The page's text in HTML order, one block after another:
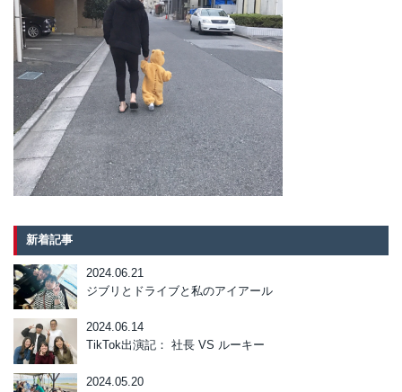
新着記事
2024.06.21
ジブリとドライブと私のアイアール
2024.06.14
TikTok出演記： 社長 VS ルーキー
2024.05.20